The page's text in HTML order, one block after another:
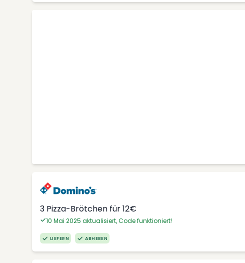
3 Pizza-Brötchen für 12€
10 Mai 2025 aktualisiert, Code funktioniert!
LIEFERN ABHEBEN